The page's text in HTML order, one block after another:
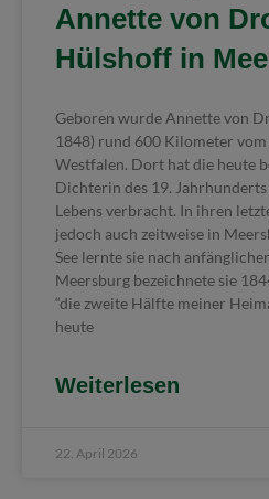
Annette von
Hülshoff in
Geboren wurde Annette von
1848) rund 600 Kilometer
Westfalen. Dort hat die heute
Dichterin des 19.
Lebens verbracht. In ihren
jedoch auch zeitweise in
See lernte sie nach
Meersburg bezeichnete sie
“die zweite Hälfte meiner
heute
Weiterlesen
22. April 2026